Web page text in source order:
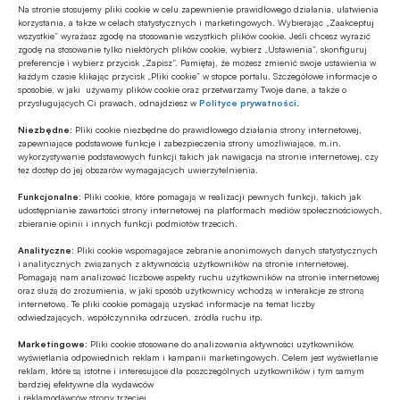
Na stronie stosujemy pliki cookie w celu zapewnienie prawidłowego działania, ułatwienia
korzystania, a także w celach statystycznych i marketingowych. Wybierając „Zaakceptuj
wszystkie” wyrażasz zgodę na stosowanie wszystkich plików cookie. Jeśli chcesz wyrazić
zgodę na stosowanie tylko niektórych plików cookie, wybierz „Ustawienia”, skonfiguruj
preferencje i wybierz przycisk „Zapisz”. Pamiętaj, że możesz zmienić swoje ustawienia w
każdym czasie klikając przycisk „Pliki cookie” w stopce portalu. Szczegółowe informacje o
sposobie, w jaki używamy plików cookie oraz przetwarzamy Twoje dane, a także o
przysługujących Ci prawach, odnajdziesz wPolityce prywatności
Niezbędne: Pliki cookie niezbędne do prawidłowego działania strony internetowej,
zapewniające podstawowe funkcje i zabezpieczenia strony umożliwiające, m.in.
wykorzystywanie podstawowych funkcji takich jak nawigacja na stronie internetowej, czy
tez dostęp do jej obszarów wymagających uwierzytelnienia.
Funkcjonalne: Pliki cookie, które pomagają w realizacji pewnych funkcji, takich jak
udostępnianie zawartości strony internetowej na platformach mediów społecznościowych,
zbieranie opinii i innych funkcji podmiotów trzecich.
Analityczne: Pliki cookie wspomagające zebranie anonimowych danych statystycznych
i analitycznych związanych z aktywnością użytkowników na stronie internetowej.
Pomagają nam analizować liczbowe aspekty ruchu użytkowników na stronie internetowej
oraz służą do zrozumienia, w jaki sposób użytkownicy wchodzą w interakcje ze stroną
internetową. Te pliki cookie pomagają uzyskać informacje na temat liczby
odwiedzających, współczynnika odrzuceń, źródła ruchu itp.
Marketingowe: Pliki cookie stosowane do analizowania aktywności użytkowników,
wyświetlania odpowiednich reklam i kampanii marketingowych. Celem jest wyświetlanie
reklam, które są istotne i interesujące dla poszczególnych użytkowników i tym samym
bardziej efektywne dla wydawców
i reklamodawców strony trzeciej.
Najnowsze
Od kieszonkowego po płatności
bezgotówkowe – wakacyjna przygoda
z finansami
Przedszkole to kluczowy etap – to
wtedy dzieci zapamiętują wiedzę
finansową łatwiej i szybciej